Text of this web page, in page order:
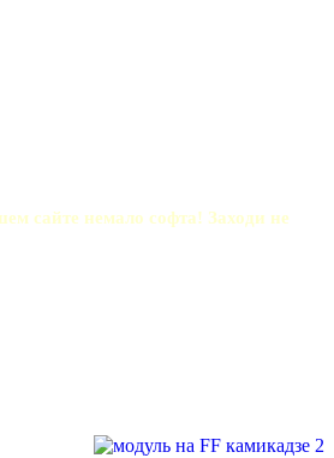
сайте немало софта! Заходи не